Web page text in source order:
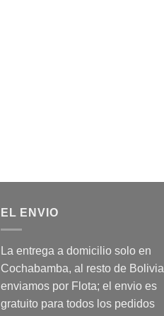
EL ENVIO
La entrega a domicilio solo en
Cochabamba, al resto de Bolivia
enviamos por Flota; el envio es
gratuito para todos los pedidos